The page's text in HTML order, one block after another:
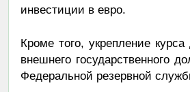
инвестиции в евро.
Кроме того, укрепление
внешнего государственного
Федеральной резервной